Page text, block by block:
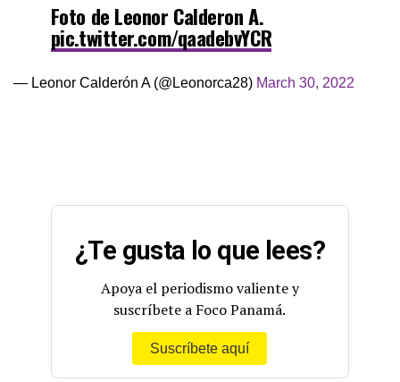
Foto de Leonor Calderon A.
pic.twitter.com/qaadebvYCR
— Leonor Calderón A (@Leonorca28) March 30, 2022
¿Te gusta lo que lees?
Apoya el periodismo valiente y
suscríbete a Foco Panamá.
Suscríbete aquí